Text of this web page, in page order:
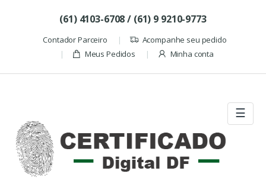
(61) 4103-6708 / (61) 9 9210-9773
Contador Parceiro
Acompanhe seu pedido
Meus Pedidos
Minha conta
☰